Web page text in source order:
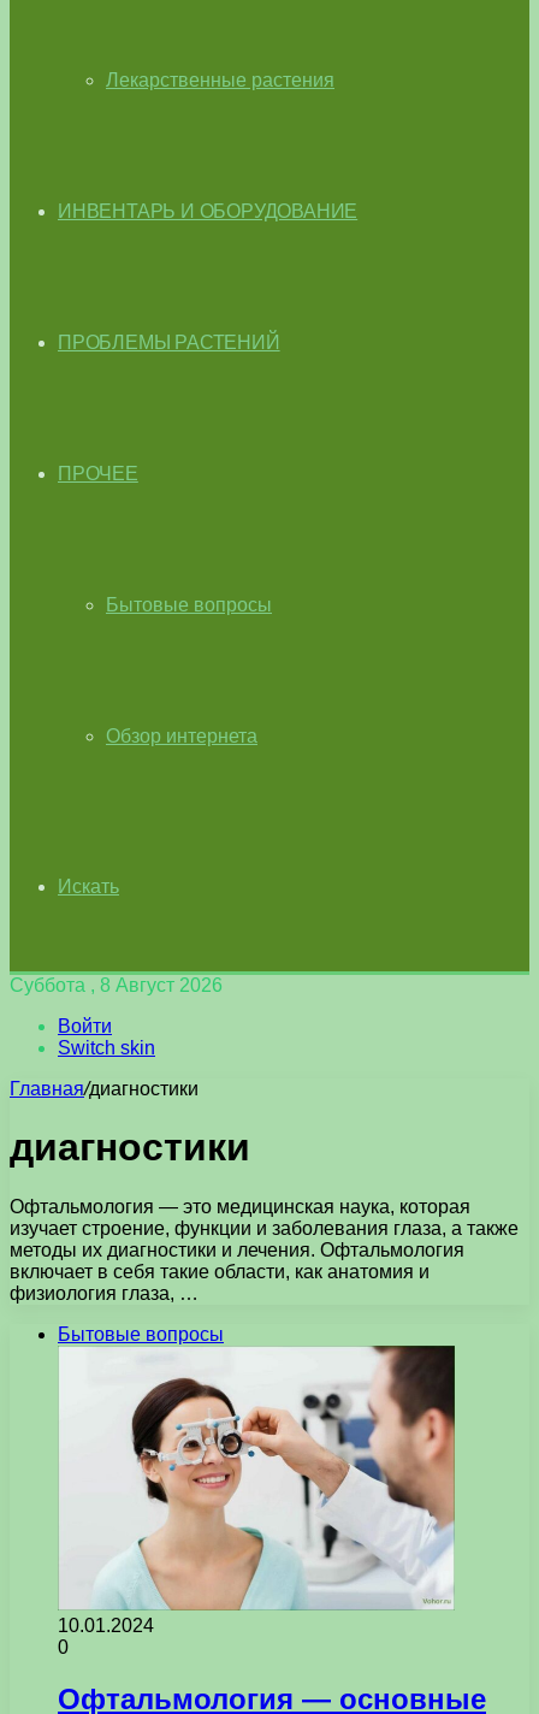
Лекарственные растения
ИНВЕНТАРЬ И ОБОРУДОВАНИЕ
ПРОБЛЕМЫ РАСТЕНИЙ
ПРОЧЕЕ
Бытовые вопросы
Обзор интернета
Искать
Суббота , 8 Август 2026
Войти
Switch skin
Главная/диагностики
диагностики
Офтальмология — это медицинская наука, которая
изучает строение, функции и заболевания глаза, а также
методы их диагностики и лечения. Офтальмология
включает в себя такие области, как анатомия и
физиология глаза, …
Бытовые вопросы
10.01.2024
0
Офтальмология — основные